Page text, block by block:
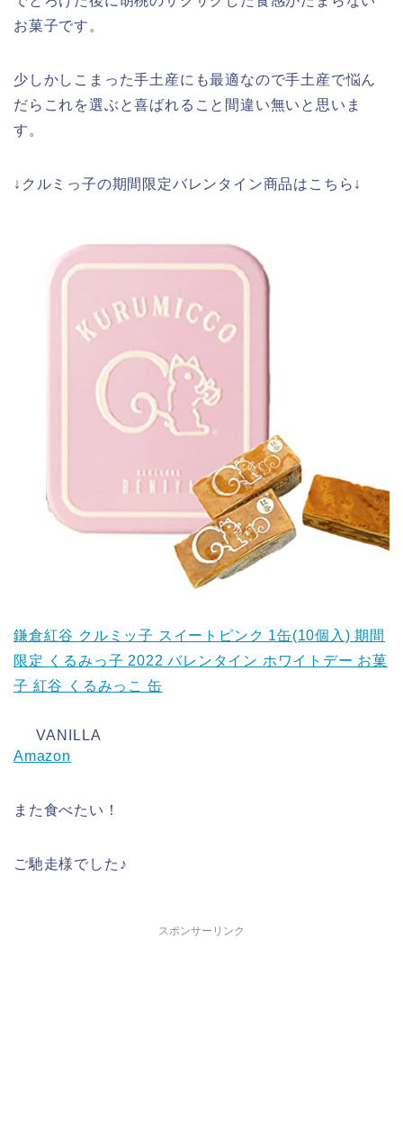
お菓子です。
少しかしこまった手土産にも最適なので手土産で悩ん
だらこれを選ぶと喜ばれること間違い無いと思いま
す。
↓クルミっ子の期間限定バレンタイン商品はこちら↓
鎌倉紅谷 クルミッ子 スイートピンク 1缶(10個入) 期間
限定 くるみっ子 2022 バレンタイン ホワイトデー お菓
子 紅谷 くるみっこ 缶
VANILLA
Amazon
また食べたい！
ご馳走様でした♪
スポンサーリンク